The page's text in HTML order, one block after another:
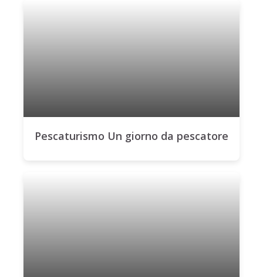
Pescaturismo Un giorno da pescatore